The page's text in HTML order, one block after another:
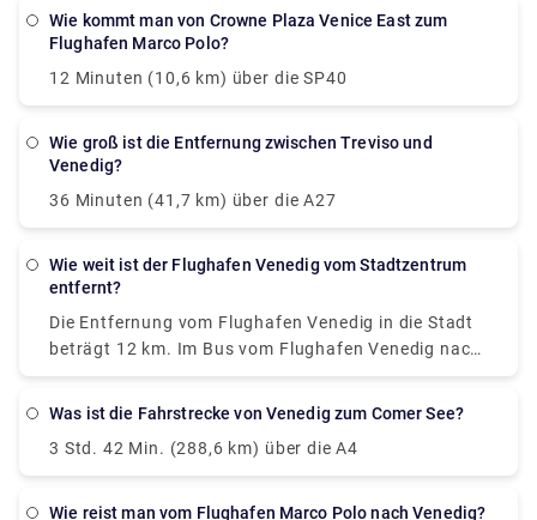
Centrale. Die Fahrt einschließlich Transfers dauert
Wie kommt man von Crowne Plaza Venice East zum
Flughafen Marco Polo?
12 Minuten (10,6 km) über die SP40
Wie groß ist die Entfernung zwischen Treviso und
Venedig?
36 Minuten (41,7 km) über die A27
Wie weit ist der Flughafen Venedig vom Stadtzentrum
entfernt?
Die Entfernung vom Flughafen Venedig in die Stadt
beträgt 12 km. Im Bus vom Flughafen Venedig nach
Venedig ist kein Platz für großes Gepäck. Bustickets
Automaten an der Haltestelle entwertet werden. Sie
sind 75 Minuten gültig.
Was ist die Fahrstrecke von Venedig zum Comer See?
3 Std. 42 Min. (288,6 km) über die A4
Wie reist man vom Flughafen Marco Polo nach Venedig?